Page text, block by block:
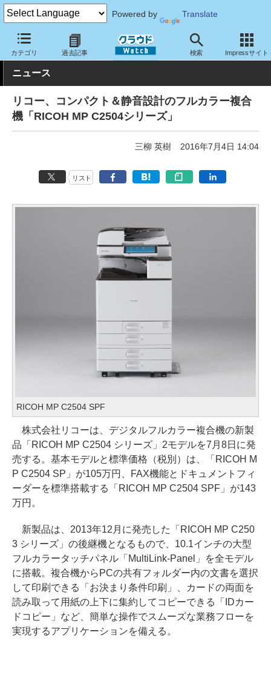
Powered by Translate
カテゴリ 過去記事 検索 Impressサイト
クラウド Watch ハード・インフラ ハードウェア 周辺機器
ニュース
リコー、コンパクト＆静音設計のフルカラー複合
機「RICOH MP C2504シリーズ」
三柳 英樹 2016年7月4日 14:04
リスト
RICOH MP C2504 SPF
株式会社リコーは、デジタルフルカラー複合機の新製
品「RICOH MP C2504 シリーズ」2モデルを7月8日に発
売する。基本モデルと標準価格（税別）は、「RICOH M
P C2504 SP」が105万円、FAX機能とドキュメントフィ
ーダーを標準搭載する「RICOH MP C2504 SPF」が143
万円。
新製品は、2013年12月に発売した「RICOH MP C250
3 シリーズ」の後継機となるもので、10.1インチの大型
フルカラータッチパネル「MultiLink-Panel」を全モデル
に搭載。複合機からPCの共有フォルダー内の文書を選択
して印刷できる「お決まり条件印刷」、カードの両面を
読み取って用紙の上下に集約してコピーできる「IDカー
ドコピー」など、簡単な操作でスムーズな業務フローを
実現するアプリケーションを備える。